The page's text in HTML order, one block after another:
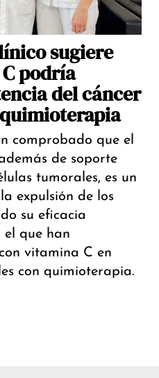
sugiere
podría
del cáncer
comprobado que el
de soporte
tumorales, es un
expulsión de los
su eficacia
el que han
vitamina C en
con quimioterapia.